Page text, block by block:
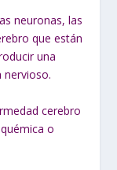
neuronas, las
que están
una
nervioso.
cerebro
o